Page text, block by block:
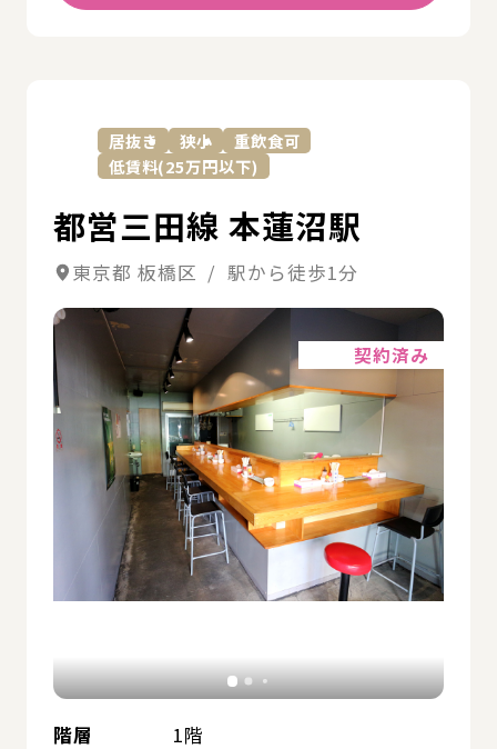
居抜き 狭小
重飲食可
低賃料(25万円以下)
都営三田線 本蓮沼駅
東京都 板橋区 / 駅から徒歩1分
契約済み
階層
1階